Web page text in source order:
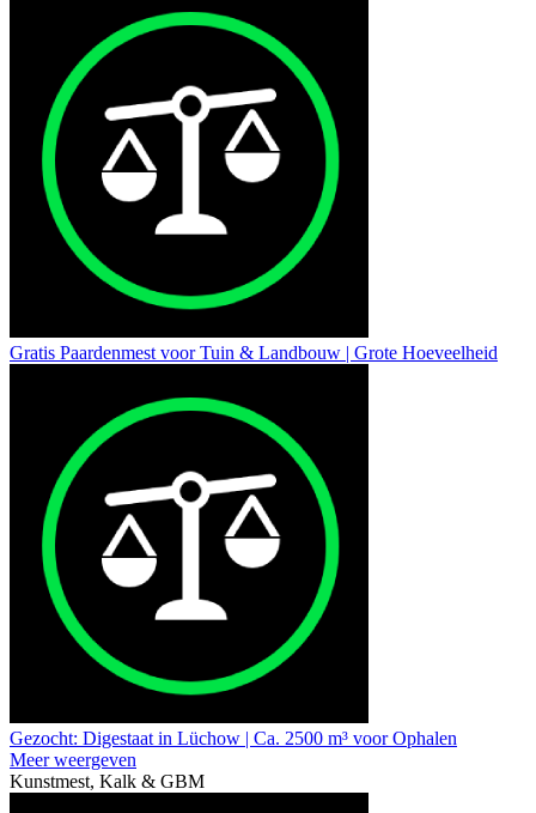
Gratis Paardenmest voor Tuin & Landbouw | Grote Hoeveelheid
Gezocht: Digestaat in Lüchow | Ca. 2500 m³ voor Ophalen
Meer weergeven
Kunstmest, Kalk & GBM